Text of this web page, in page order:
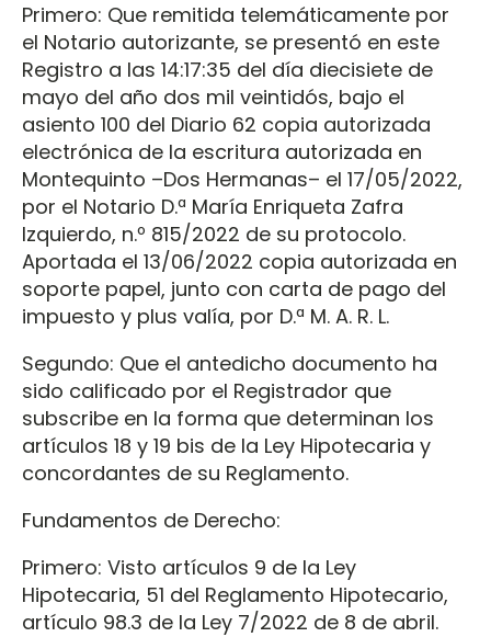
Primero: Que remitida telemáticamente por
el Notario autorizante, se presentó en este
Registro a las 14:17:35 del día diecisiete de
mayo del año dos mil veintidós, bajo el
asiento 100 del Diario 62 copia autorizada
electrónica de la escritura autorizada en
Montequinto –Dos Hermanas– el 17/05/2022,
por el Notario D.ª María Enriqueta Zafra
Izquierdo, n.º 815/2022 de su protocolo.
Aportada el 13/06/2022 copia autorizada en
soporte papel, junto con carta de pago del
impuesto y plus valía, por D.ª M. A. R. L.
Segundo: Que el antedicho documento ha
sido calificado por el Registrador que
subscribe en la forma que determinan los
artículos 18 y 19 bis de la Ley Hipotecaria y
concordantes de su Reglamento.
Fundamentos de Derecho:
Primero: Visto artículos 9 de la Ley
Hipotecaria, 51 del Reglamento Hipotecario,
artículo 98.3 de la Ley 7/2022 de 8 de abril.